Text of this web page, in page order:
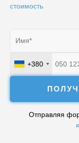
стоимость
Ukraine
+380
+380
Отправляя